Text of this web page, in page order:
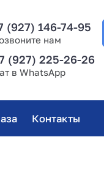
(927) 146-74-95
нам
(927) 225-26-26
в WhatsApp
Контакты